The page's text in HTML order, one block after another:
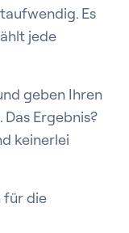
Es
jede
geben Ihren
Ergebnis?
keinerlei
für die